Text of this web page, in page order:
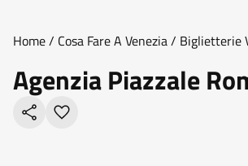
Home/ Cosa Fare A Venezia/ Biglietterie
Agenzia Piazzale